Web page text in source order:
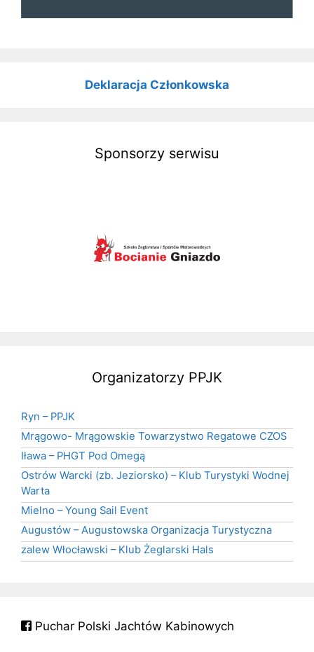
Deklaracja Członkowska
Sponsorzy serwisu
Organizatorzy PPJK
Ryn – PPJK
Mrągowo- Mrągowskie Towarzystwo Regatowe CZOS
Iława – PHGT Pod Omegą
Ostrów Warcki (zb. Jeziorsko) – Klub Turystyki Wodnej
Warta
Mielno – Young Sail Event
Augustów – Augustowska Organizacja Turystyczna
zalew Włocławski – Klub Żeglarski Hals
Puchar Polski Jachtów Kabinowych